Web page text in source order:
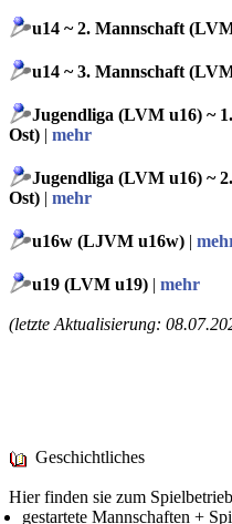
u14 ~ 2. Mannschaft
u14 ~ 3. Mannschaft
Jugendliga (LVM u16) ~
Ost) | mehr
Jugendliga (LVM u16) ~
Ost) | mehr
u16w (LJVM u16w) |
u19 (LVM u19) | mehr
(letzte Aktualisierung:
Geschichtliches
Hier finden sie zum
gestartete Mannschaften +